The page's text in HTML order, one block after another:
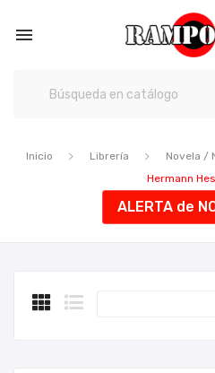

Inicio Librería Novela /
Hermann
ALERTA de